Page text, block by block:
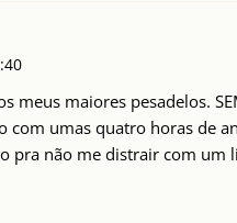
meus maiores pesadelos.
com umas quatro horas de
pra não me distrair com um